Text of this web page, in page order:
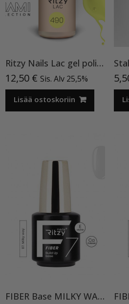
Ritzy Nails Lac gel polish LUMA 490 TPO vapaa, 9 ml geelilakka
12,50 € Sis. Alv 25,5%
Lisää ostoskoriin
FIBER Base MILKY WAY 07 TPO vapaat